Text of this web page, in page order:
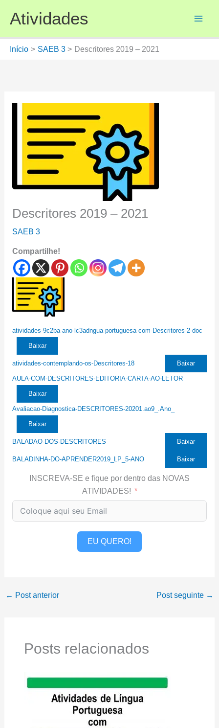
para
conteúdo
Atividades
Início SAEB 3 Descritores 2019 – 2021
Descritores 2019 – 2021
SAEB 3
Compartilhe!
atividades-9c2ba-ano-lc3adngua-portuguesa-com-Descritores-2-doc
Baixar
atividades-contemplando-os-Descritores-18 Baixar
AULA-COM-DESCRITORES-EDITORIA-CARTA-AO-LETOR
Baixar
Avaliacao-Diagnostica-DESCRITORES-20201.ao9_.Ano_
Baixar
BALADAO-DOS-DESCRITORES Baixar
BALADINHA-DO-APRENDER2019_LP_5-ANO Baixar
INSCREVA-SE e fique por dentro das NOVAS
ATIVIDADES!
EU QUERO!
← Post anterior Post seguinte →
Posts relacionados